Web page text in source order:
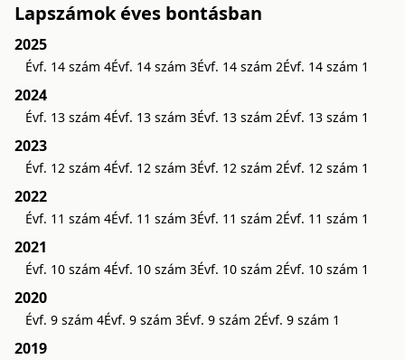
Lapszámok éves bontásban
2025
Évf. 14 szám 4Évf. 14 szám 3Évf. 14 szám 2Évf. 14 szám 1
2024
Évf. 13 szám 4Évf. 13 szám 3Évf. 13 szám 2Évf. 13 szám 1
2023
Évf. 12 szám 4Évf. 12 szám 3Évf. 12 szám 2Évf. 12 szám 1
2022
Évf. 11 szám 4Évf. 11 szám 3Évf. 11 szám 2Évf. 11 szám 1
2021
Évf. 10 szám 4Évf. 10 szám 3Évf. 10 szám 2Évf. 10 szám 1
2020
Évf. 9 szám 4Évf. 9 szám 3Évf. 9 szám 2Évf. 9 szám 1
2019